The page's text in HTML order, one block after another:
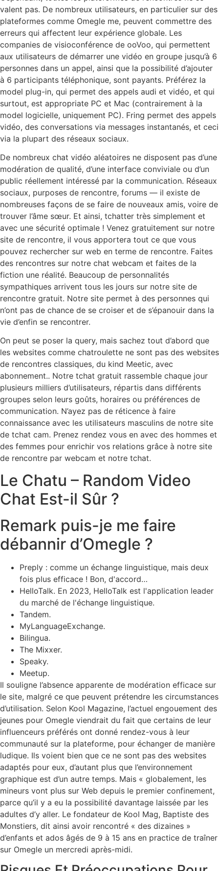
valent pas. De nombreux utilisateurs, en particulier sur des
plateformes comme Omegle me, peuvent commettre des
erreurs qui affectent leur expérience globale. Les
companies de visioconférence de ooVoo, qui permettent
aux utilisateurs de démarrer une vidéo en groupe jusqu’à 6
personnes dans un appel, ainsi que la possibilité d’ajouter
à 6 participants téléphonique, sont payants. Préférez la
model plug-in, qui permet des appels audi et vidéo, et qui
surtout, est appropriate PC et Mac (contrairement à la
model logicielle, uniquement PC). Fring permet des appels
vidéo, des conversations via messages instantanés, et ceci
via la plupart des réseaux sociaux.
De nombreux chat vidéo aléatoires ne disposent pas d’une
modération de qualité, d’une interface conviviale ou d’un
public réellement intéressé par la communication. Réseaux
sociaux, purposes de rencontre, forums — il existe de
nombreuses façons de se faire de nouveaux amis, voire de
trouver l’âme sœur. Et ainsi, tchatter très simplement et
avec une sécurité optimale ! Venez gratuitement sur notre
site de rencontre, il vous apportera tout ce que vous
pouvez rechercher sur web en terme de rencontre. Faites
des rencontres sur notre chat webcam et faites de la
fiction une réalité. Beaucoup de personnalités
sympathiques arrivent tous les jours sur notre site de
rencontre gratuit. Notre site permet à des personnes qui
n’ont pas de chance de se croiser et de s’épanouir dans la
vie d’enfin se rencontrer.
On peut se poser la query, mais sachez tout d’abord que
les websites comme chatroulette ne sont pas des websites
de rencontres classiques, du kind Meetic, avec
abonnement.. Notre tchat gratuit rassemble chaque jour
plusieurs milliers d’utilisateurs, répartis dans différents
groupes selon leurs goûts, horaires ou préférences de
communication. N’ayez pas de réticence à faire
connaissance avec les utilisateurs masculins de notre site
de tchat cam. Prenez rendez vous en avec des hommes et
des femmes pour enrichir vos relations grâce à notre site
de rencontre par webcam et notre tchat.
Le Chatu – Random Video
Chat Est-il Sûr ?
Remark puis-je me faire
débannir d’Omegle ?
Preply : comme un échange linguistique, mais deux
fois plus efficace ! Bon, d'accord…
HelloTalk. En 2023, HelloTalk est l'application leader
du marché de l'échange linguistique.
Tandem.
MyLanguageExchange.
Bilingua.
The Mixxer.
Speaky.
Meetup.
Il souligne l’absence apparente de modération efficace sur
le site, malgré ce que peuvent prétendre les circumstances
d’utilisation. Selon Kool Magazine, l’actuel engouement des
jeunes pour Omegle viendrait du fait que certains de leur
influenceurs préférés ont donné rendez-vous à leur
communauté sur la plateforme, pour échanger de manière
ludique. Ils voient bien que ce ne sont pas des websites
adaptés pour eux, d’autant plus que l’environnement
graphique est d’un autre temps. Mais « globalement, les
mineurs vont plus sur Web depuis le premier confinement,
parce qu’il y a eu la possibilité davantage laissée par les
adultes d’y aller. Le fondateur de Kool Mag, Baptiste des
Monstiers, dit ainsi avoir rencontré « des dizaines »
d’enfants et ados âgés de 9 à 15 ans en practice de traîner
sur Omegle un mercredi après-midi.